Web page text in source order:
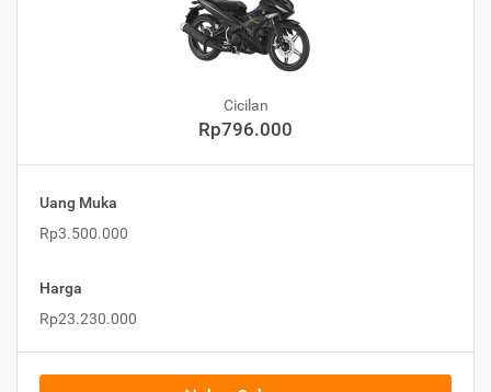
Cicilan
Rp796.000
Uang Muka
Rp3.500.000
Harga
Rp23.230.000